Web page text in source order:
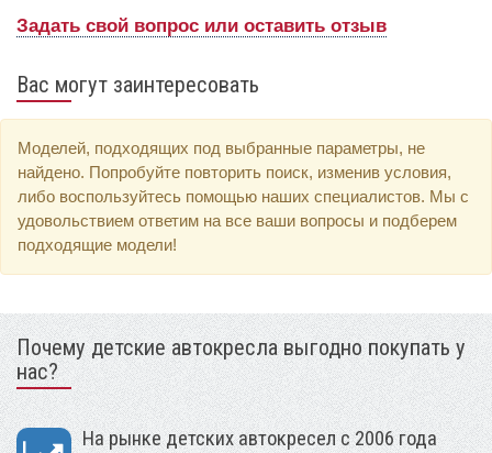
Задать свой вопрос или оставить отзыв
Вас могут заинтересовать
Моделей, подходящих под выбранные параметры, не
найдено. Попробуйте повторить поиск, изменив условия,
либо воспользуйтесь помощью наших специалистов. Мы с
удовольствием ответим на все ваши вопросы и подберем
подходящие модели!
Почему детские автокресла выгодно покупать у
нас?
На рынке детских автокресел с 2006 года